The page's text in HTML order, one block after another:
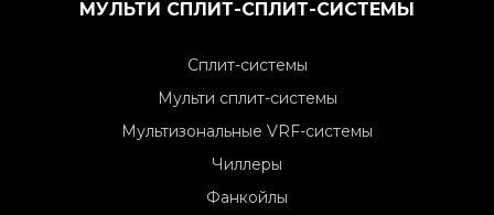
МУЛЬТИ СПЛИТ-СПЛИТ-СИСТЕМЫ
Сплит-системы
Мульти сплит-системы
Мультизональные VRF-системы
Чиллеры
Фанкойлы